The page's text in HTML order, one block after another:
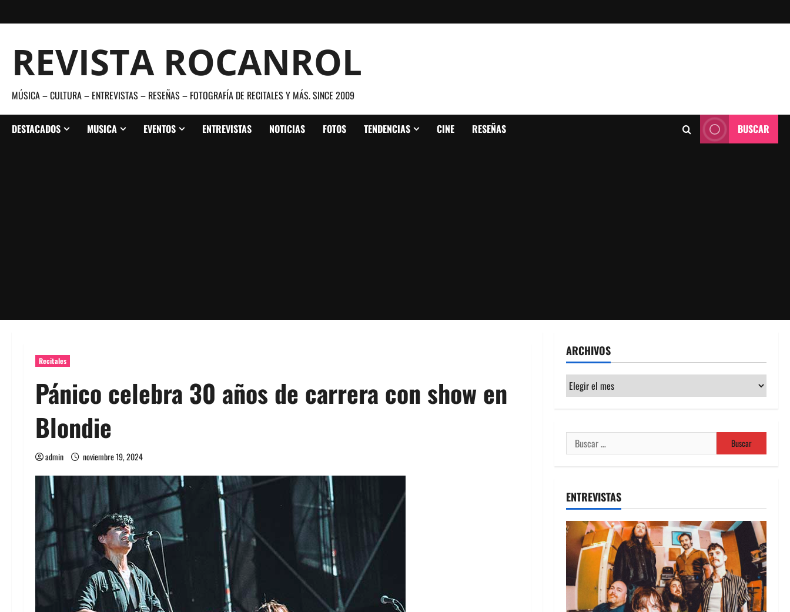
al
REVISTA ROCANROL
MÚSICA – CULTURA – ENTREVISTAS – RESEÑAS – FOTOGRAFÍA DE RECITALES Y MÁS. SINCE 2009
DESTACADOS MUSICA EVENTOS ENTREVISTAS NOTICIAS FOTOS TENDENCIAS CINE RESEÑAS BUSCAR
Recitales
Pánico celebra 30 años de carrera con show en
Blondie
admin noviembre 19, 2024
ARCHIVOS
Archivos
Buscar:
ENTREVISTAS